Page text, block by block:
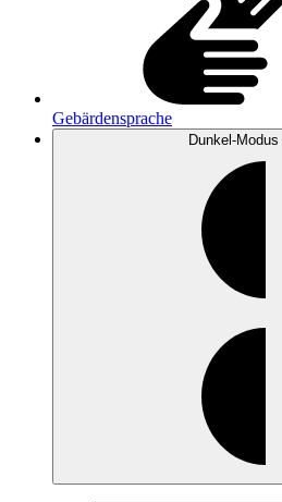
Gebärdensprache
Dunkel-Modus